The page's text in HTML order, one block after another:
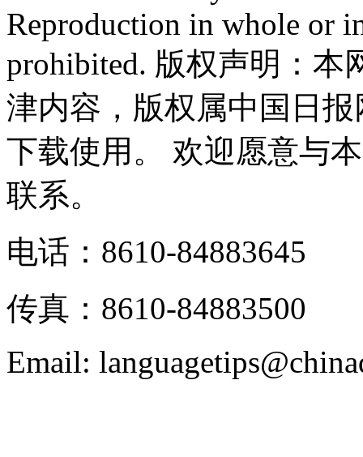
Reproduction in whole or
prohibited. 版权声明：
津内容，版权属中国日
下载使用。 欢迎愿意与
联系。
电话：8610-84883645
传真：8610-84883500
Email: